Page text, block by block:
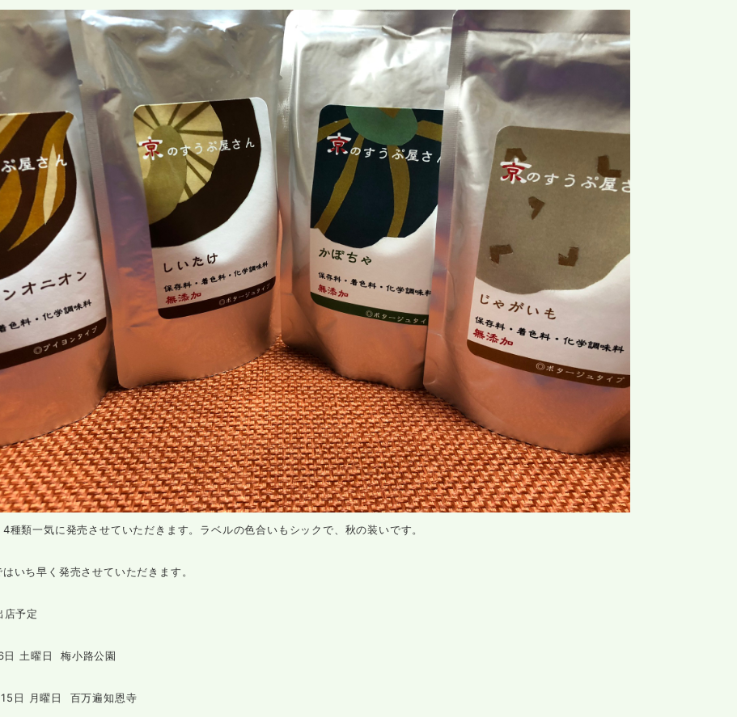
4種類一気に発売させていただきます。ラベルの色合いもシックで、秋の装いです。
いち早く発売させていただきます。
店予定
日 土曜日 梅小路公園
日 月曜日 百万遍知恩寺